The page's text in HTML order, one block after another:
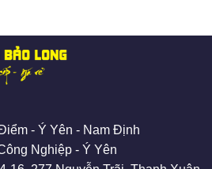
- Ý Yên - Nam Định
Nghiệp - Ý Yên